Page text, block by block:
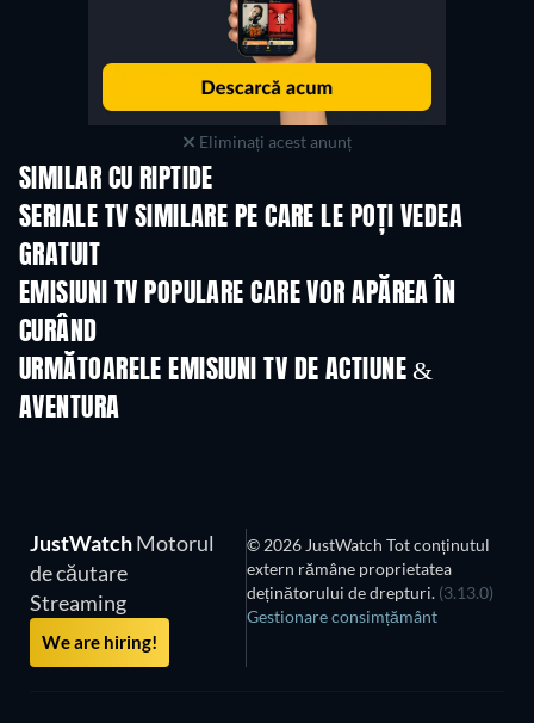
Eliminați acest anunț
SIMILAR CU RIPTIDE
TV
SERIALE TV SIMILARE PE CARE LE POȚI VEDEA
GRATUIT
EMISIUNI TV POPULARE CARE VOR APĂREA ÎN
CURÂND
URMĂTOARELE EMISIUNI TV DE ACTIUNE &
AVENTURA
JustWatchMotorul
de căutare
Streaming
We are hiring!
© 2026 JustWatch Tot conținutul
extern rămâne proprietatea
deținătorului de drepturi. (3.13.0)
Gestionare consimțământ